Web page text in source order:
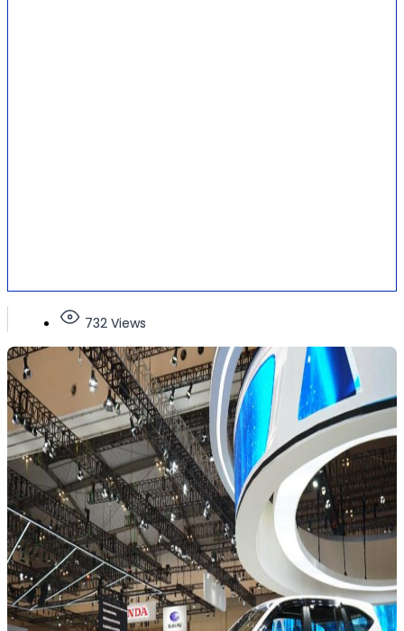
732 Views